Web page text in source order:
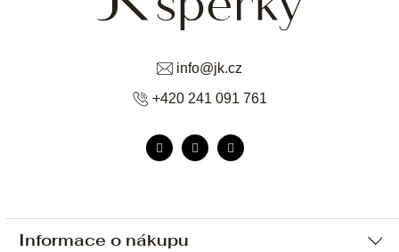
Informace o nákupu
info@jk.cz
+420 241 091 761